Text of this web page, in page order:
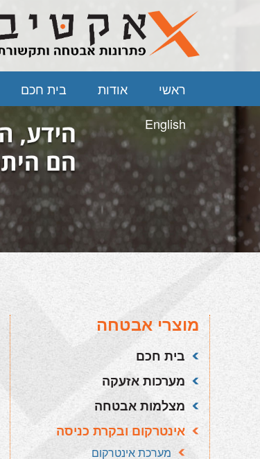
ראשי אודות בית חכם
English
מוצרי אבטחה
בית חכם
מערכות אזעקה
מצלמות אבטחה
אינטרקום ובקרת כניסה
מערכת אינטרקום